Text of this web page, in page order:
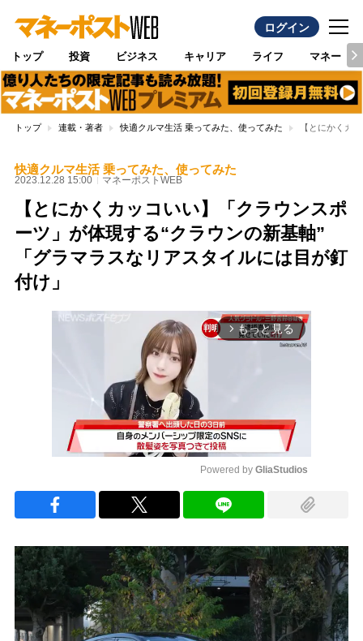
ログイン
トップ 投資 ビジネス キャリア ライフ マネー
トップ 連載・著者 快適クルマ生活 乗ってみた、使ってみた 【とにかくカ
快適クルマ生活 乗ってみた、使ってみた
2023.12.28 15:00 マネーポストWEB
【とにかくカッコいい】「クラウンスポ
ーツ」が体現する“クラウンの新基軸”
「グラマラスなリアスタイルには目が釘
付け」
arrow_forward_ios もっと見る
Powered by GliaStudios